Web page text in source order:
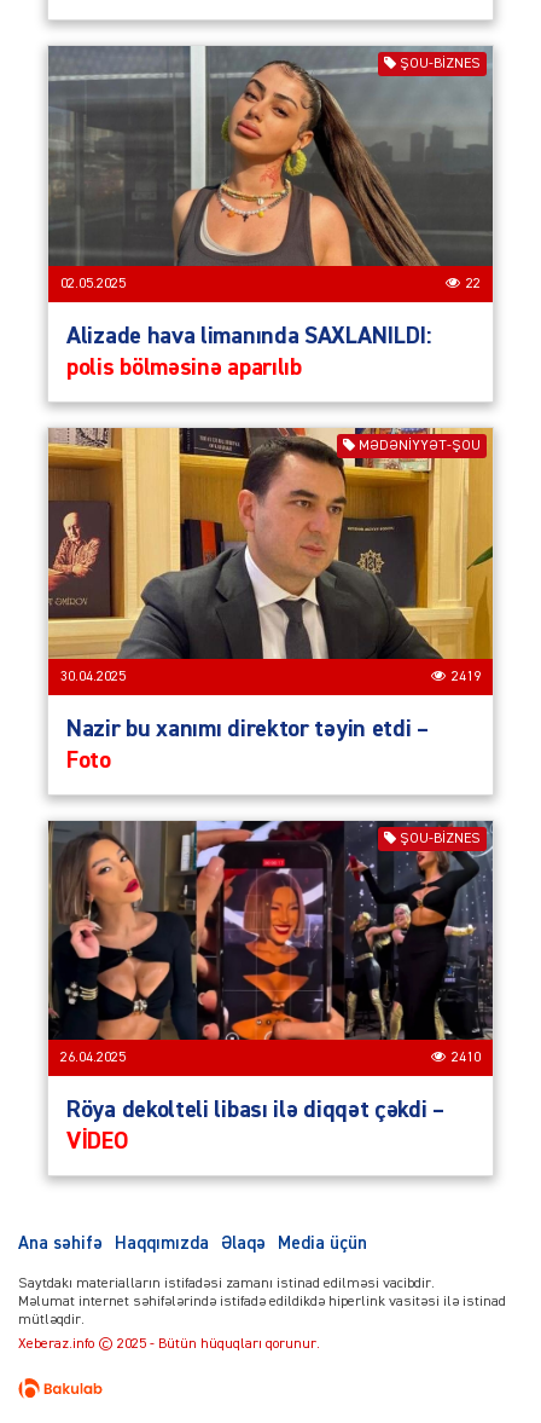
ŞOU-BIZNES
02.05.2025 22
Alizade hava limanında SAXLANILDI:
polis bölməsinə aparılıb
MƏDƏNIYYƏT-ŞOU
30.04.2025 2419
Nazir bu xanımı direktor təyin etdi –
Foto
ŞOU-BIZNES
26.04.2025 2410
Röya dekolteli libası ilə diqqət çəkdi –
VİDEO
Ana səhifə Haqqımızda Əlaqə Media üçün
Saytdakı materialların istifadəsi zamanı istinad edilməsi vacibdir.
Məlumat internet səhifələrində istifadə edildikdə hiperlink vasitəsi ilə istinad
mütləqdir.
Xeberaz.info © 2025 - Bütün hüquqları qorunur.